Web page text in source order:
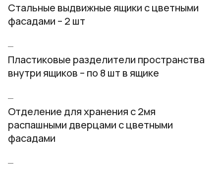
Стальные выдвижные ящики с цветными
фасадами – 2 шт
Пластиковые разделители пространства
внутри ящиков – по 8 шт в ящике
Отделение для хранения с 2мя
распашными дверцами с цветными
фасадами